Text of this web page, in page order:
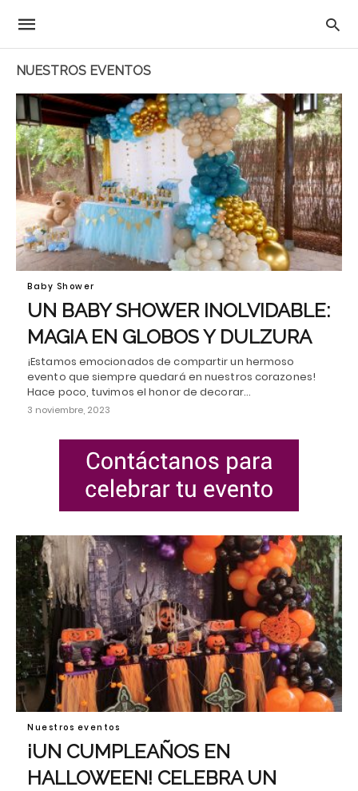
NUESTROS EVENTOS
Baby Shower
UN BABY SHOWER INOLVIDABLE:
MAGIA EN GLOBOS Y DULZURA
¡Estamos emocionados de compartir un hermoso
evento que siempre quedará en nuestros corazones!
Hace poco, tuvimos el honor de decorar…
3 noviembre, 2023
Nuestros eventos
¡UN CUMPLEAÑOS EN
HALLOWEEN! CELEBRA UN